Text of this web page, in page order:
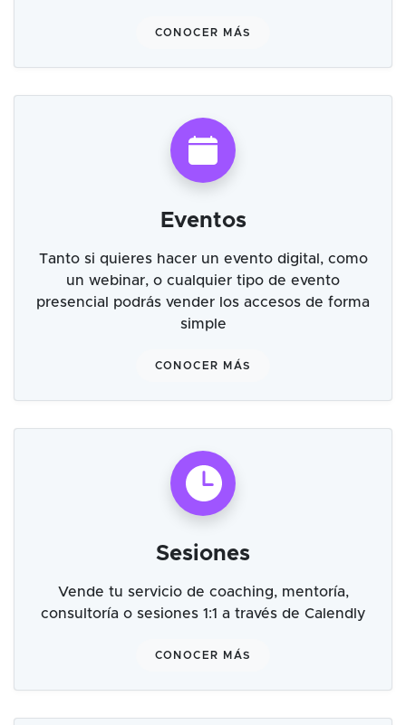
CONOCER MÁS
Eventos
Tanto si quieres hacer un evento digital, como
un webinar, o cualquier tipo de evento
presencial podrás vender los accesos de forma
simple
CONOCER MÁS
Sesiones
Vende tu servicio de coaching, mentoría,
consultoría o sesiones 1:1 a través de Calendly
CONOCER MÁS